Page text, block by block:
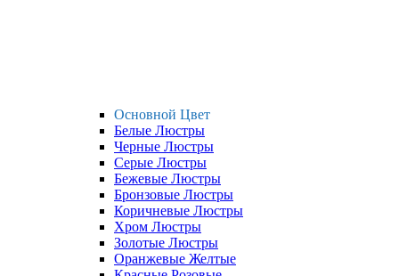
Основной Цвет
Белые Люстры
Черные Люстры
Серые Люстры
Бежевые Люстры
Бронзовые Люстры
Коричневые Люстры
Хром Люстры
Золотые Люстры
Оранжевые Желтые